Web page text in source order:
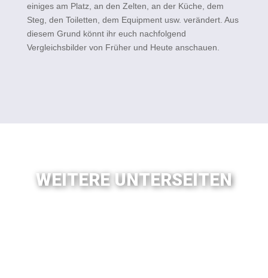
einiges am Platz, an den Zelten, an der Küche, dem
Steg, den Toiletten, dem Equipment usw. verändert. Aus
diesem Grund könnt ihr euch nachfolgend
Vergleichsbilder von Früher und Heute anschauen.
WEITERE UNTERSEITEN